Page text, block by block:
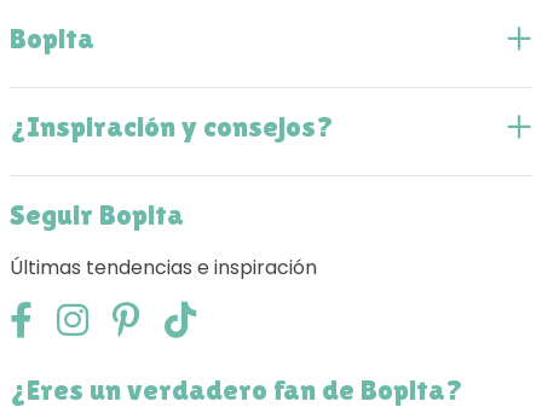
Bopita
¿Inspiración y consejos?
Seguir Bopita
Últimas tendencias e inspiración
¿Eres un verdadero fan de Bopita?